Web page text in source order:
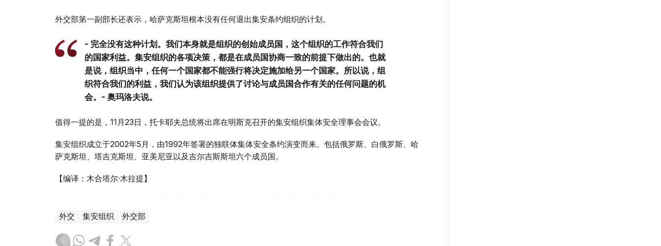
外交部第一副部长还表示，哈萨克斯坦根本没有任何退出集安条约组织的计划。
- 完全没有这种计划。我们本身就是组织的创始成员国，这个组织的工作符合我们
的国家利益。集安组织的各项决策，都是在成员国协商一致的前提下做出的。也就
是说，组织当中，任何一个国家都不能强行将决定施加给另一个国家。所以说，组
织符合我们的利益，我们认为该组织提供了讨论与成员国合作有关的任何问题的机
会。- 奥玛洛夫说。
值得一提的是，11月23日，托卡耶夫总统将出席在明斯克召开的集安组织集体安全理事会会议。
集安组织成立于2002年5月，由1992年签署的独联体集体安全条约演变而来。包括俄罗斯、白俄罗斯、哈
萨克斯坦、塔吉克斯坦、亚美尼亚以及吉尔吉斯斯坦六个成员国。
【编译：木合塔尔·木拉提】
外交 集安组织 外交部